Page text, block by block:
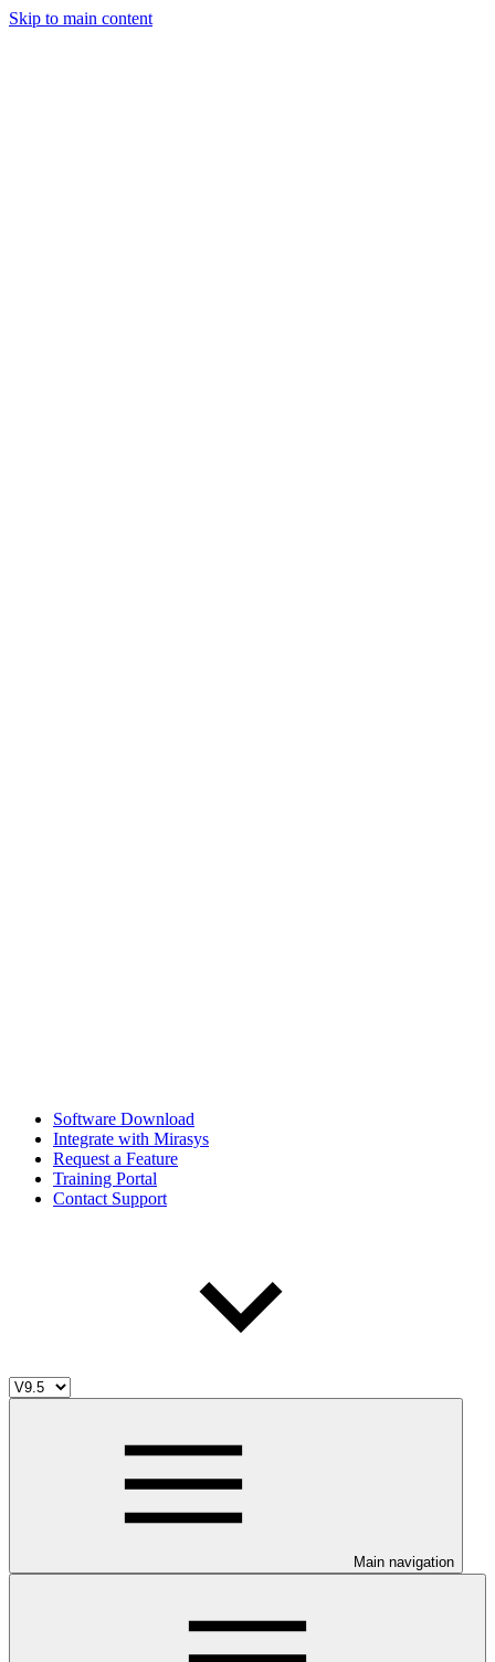
Skip to main content
Software Download
Integrate with Mirasys
Request a Feature
Training Portal
Contact Support
Main navigation